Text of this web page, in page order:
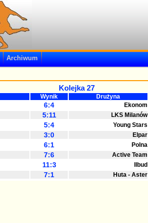
Archiwum
Kolejka 27
Wynik Drużyna
6:4 Ekonom
5:11 LKS Milanów
5:4 Young Stars
3:0 Elpar
6:1 Polna
7:6 Active Team
11:3 Ilbud
7:1 Huta - Aster